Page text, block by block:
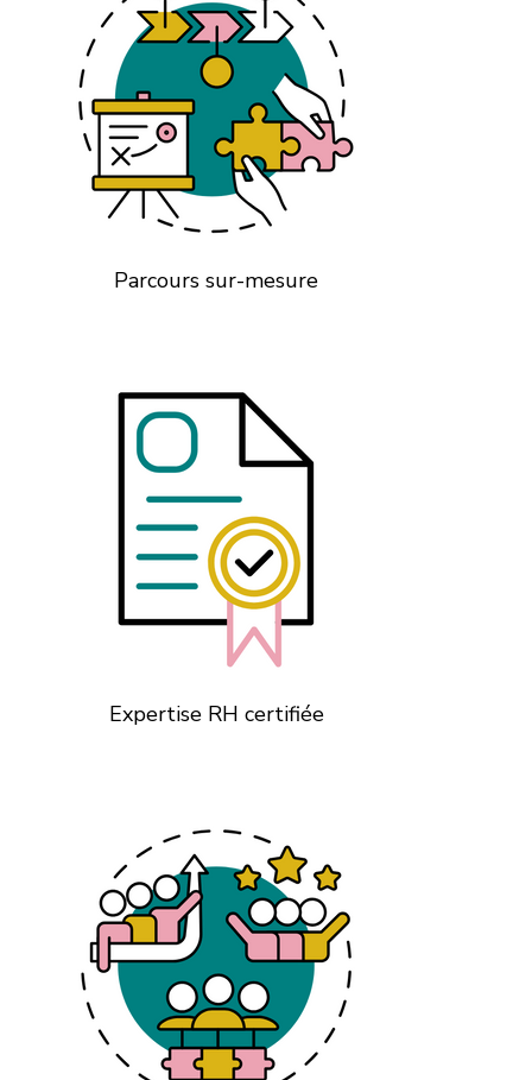
Expertise RH certifiée
Parcours sur-mesure